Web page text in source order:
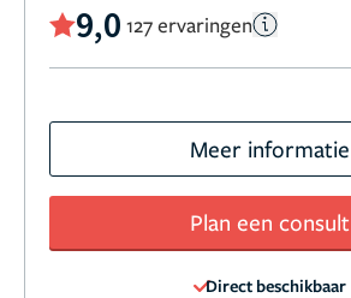
9,0 127 ervaringen
Meer informatie
Plan een consult
Direct beschikbaar